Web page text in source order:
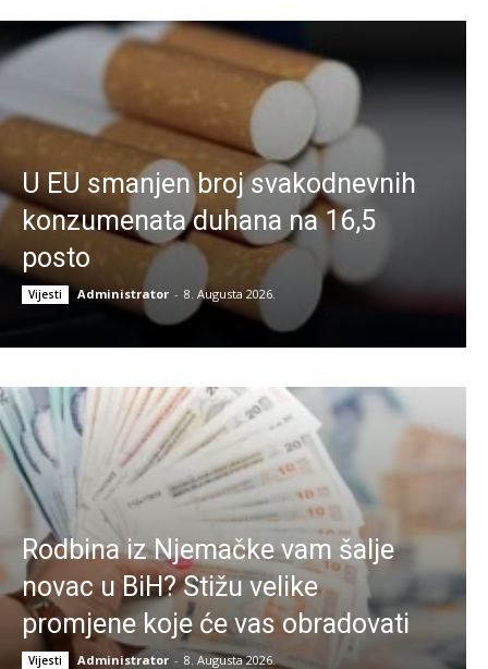
U EU smanjen broj svakodnevnih
konzumenata duhana na 16,5
posto
Vijesti Administrator - 8. Augusta 2026.
Rodbina iz Njemačke vam šalje
novac u BiH? Stižu velike
promjene koje će vas obradovati
Vijesti Administrator - 8. Augusta 2026.